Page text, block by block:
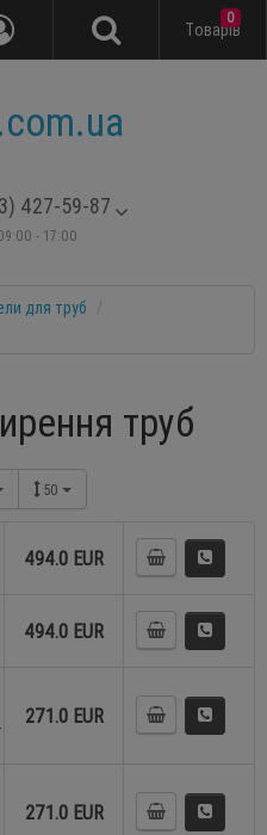
427-59-87
- 17:00
Tоварів
0
для труб
труб
50
494.0 EUR
494.0 EUR
271.0 EUR
271.0 EUR